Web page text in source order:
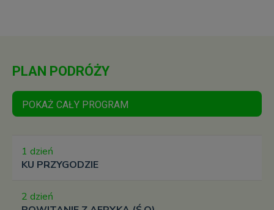
PLAN PODRÓŻY
POKAŻ CAŁY PROGRAM
1 dzień
KU PRZYGODZIE
2 dzień